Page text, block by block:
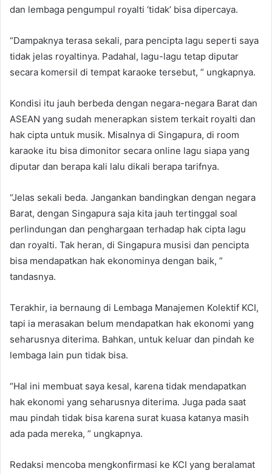
dan lembaga pengumpul royalti ‘tidak’ bisa dipercaya.
“Dampaknya terasa sekali, para pencipta lagu seperti saya
tidak jelas royaltinya. Padahal, lagu-lagu tetap diputar
secara komersil di tempat karaoke tersebut, ” ungkapnya.
Kondisi itu jauh berbeda dengan negara-negara Barat dan
ASEAN yang sudah menerapkan sistem terkait royalti dan
hak cipta untuk musik. Misalnya di Singapura, di room
karaoke itu bisa dimonitor secara online lagu siapa yang
diputar dan berapa kali lalu dikali berapa tarifnya.
“Jelas sekali beda. Jangankan bandingkan dengan negara
Barat, dengan Singapura saja kita jauh tertinggal soal
perlindungan dan penghargaan terhadap hak cipta lagu
dan royalti. Tak heran, di Singapura musisi dan pencipta
bisa mendapatkan hak ekonominya dengan baik, ”
tandasnya.
Terakhir, ia bernaung di Lembaga Manajemen Kolektif KCI,
tapi ia merasakan belum mendapatkan hak ekonomi yang
seharusnya diterima. Bahkan, untuk keluar dan pindah ke
lembaga lain pun tidak bisa.
“Hal ini membuat saya kesal, karena tidak mendapatkan
hak ekonomi yang seharusnya diterima. Juga pada saat
mau pindah tidak bisa karena surat kuasa katanya masih
ada pada mereka, ” ungkapnya.
Redaksi mencoba mengkonfirmasi ke KCI yang beralamat